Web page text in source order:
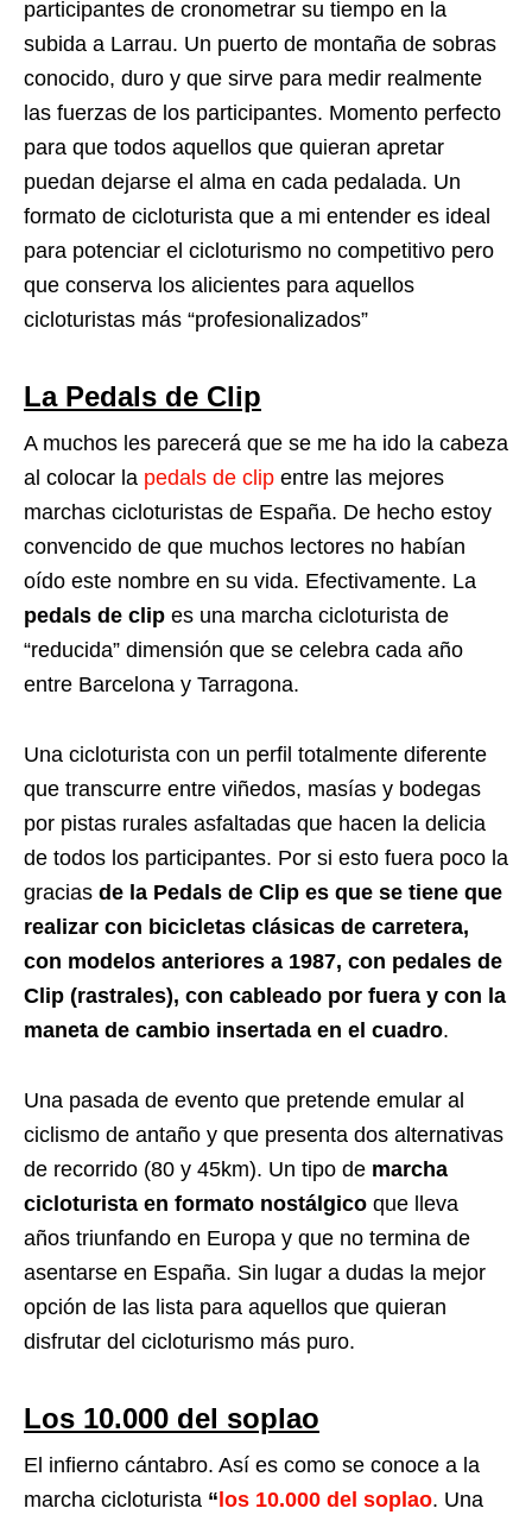
participantes de cronometrar su tiempo en la
subida a Larrau. Un puerto de montaña de sobras
conocido, duro y que sirve para medir realmente
las fuerzas de los participantes. Momento perfecto
para que todos aquellos que quieran apretar
puedan dejarse el alma en cada pedalada. Un
formato de cicloturista que a mi entender es ideal
para potenciar el cicloturismo no competitivo pero
que conserva los alicientes para aquellos
cicloturistas más “profesionalizados”
La Pedals de Clip
A muchos les parecerá que se me ha ido la cabeza
al colocar la pedals de clip entre las mejores
marchas cicloturistas de España. De hecho estoy
convencido de que muchos lectores no habían
oído este nombre en su vida. Efectivamente. La
pedals de clip es una marcha cicloturista de
“reducida” dimensión que se celebra cada año
entre Barcelona y Tarragona.
Una cicloturista con un perfil totalmente diferente
que transcurre entre viñedos, masías y bodegas
por pistas rurales asfaltadas que hacen la delicia
de todos los participantes. Por si esto fuera poco la
gracias de la Pedals de Clip es que se tiene que
realizar con bicicletas clásicas de carretera,
con modelos anteriores a 1987, con pedales de
Clip (rastrales), con cableado por fuera y con la
maneta de cambio insertada en el cuadro.
Una pasada de evento que pretende emular al
ciclismo de antaño y que presenta dos alternativas
de recorrido (80 y 45km). Un tipo de marcha
cicloturista en formato nostálgico que lleva
años triunfando en Europa y que no termina de
asentarse en España. Sin lugar a dudas la mejor
opción de las lista para aquellos que quieran
disfrutar del cicloturismo más puro.
Los 10.000 del soplao
El infierno cántabro. Así es como se conoce a la
marcha cicloturista “ los 10.000 del soplao. Una